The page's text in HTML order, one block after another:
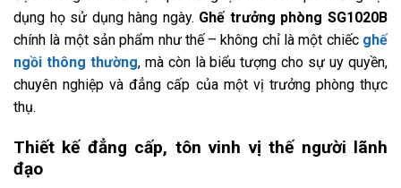
dụng họ sử dụng hàng ngày. Ghế trưởng phòng SG1020B
chính là một sản phẩm như thế – không chỉ là một chiếc ghế
ngồi thông thường, mà còn là biểu tượng cho sự uy quyền,
chuyên nghiệp và đẳng cấp của một vị trưởng phòng thực
thụ.
Thiết kế đẳng cấp, tôn vinh vị thế người lãnh
đạo